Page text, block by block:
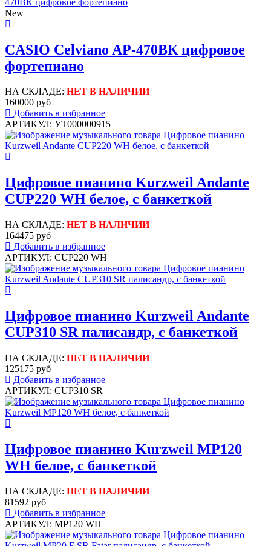
New
CASIO Celviano AP-470BК цифровое
фортепиано
НА СКЛАДЕ: НЕТ В НАЛИЧИИ
160000 руб
Добавить в избранное
АРТИКУЛ: УТ000000915
Цифровое пианино Kurzweil Andante
CUP220 WH белое, с банкеткой
НА СКЛАДЕ: НЕТ В НАЛИЧИИ
164475 руб
Добавить в избранное
АРТИКУЛ: CUP220 WH
Цифровое пианино Kurzweil Andante
CUP310 SR палисандр, с банкеткой
НА СКЛАДЕ: НЕТ В НАЛИЧИИ
125175 руб
Добавить в избранное
АРТИКУЛ: CUP310 SR
Цифровое пианино Kurzweil MP120
WH белое, с банкеткой
НА СКЛАДЕ: НЕТ В НАЛИЧИИ
81592 руб
Добавить в избранное
АРТИКУЛ: MP120 WH